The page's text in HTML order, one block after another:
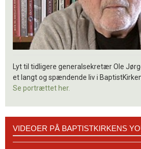
Lyt til tidligere generalsekretær Ole
et langt og spændende liv i
Se portrættet her.
BaptistKirkens
VIDEOER PÅ BAPTISTKIRKENS